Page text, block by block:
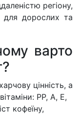
регіону,
дорослих та
варто
цінність, а
РР, А, Е,
кофеїну,